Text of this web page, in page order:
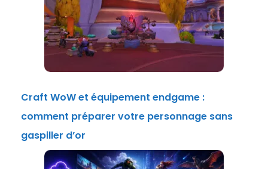
Craft WoW et équipement endgame :
comment préparer votre personnage sans
gaspiller d’or